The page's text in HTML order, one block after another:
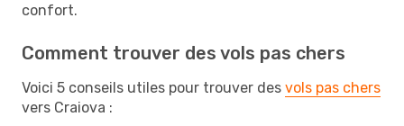
confort.
Comment trouver des vols pas chers
Voici 5 conseils utiles pour trouver des vols pas chers
vers Craiova :